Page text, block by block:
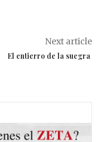
Next article
El entierro de la suegra